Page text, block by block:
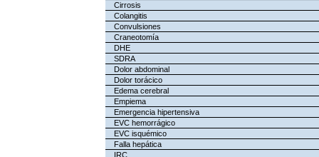
Cirrosis
Colangitis
Convulsiones
Craneotomía
DHE
SDRA
Dolor abdominal
Dolor torácico
Edema cerebral
Empiema
Emergencia hipertensiva
EVC hemorrágico
EVC isquémico
Falla hepática
IRC